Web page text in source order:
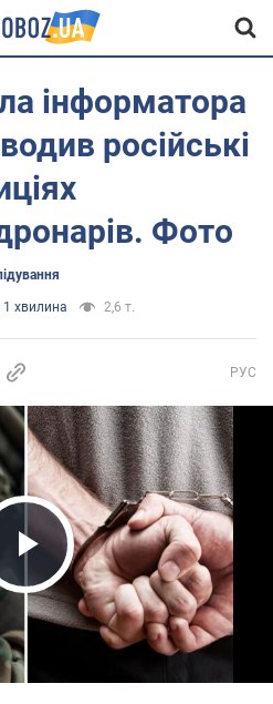
інформатора
російські
Фото
1 хвилина 2,6 т.
РУС
Video